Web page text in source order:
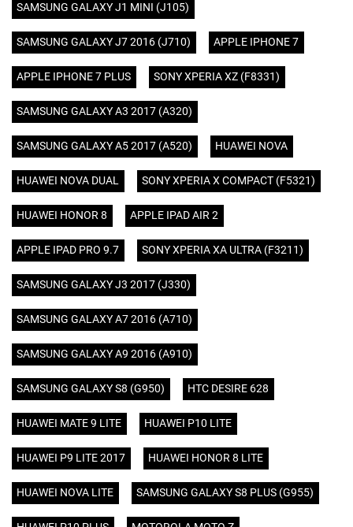
SAMSUNG GALAXY J1 MINI (J105)
SAMSUNG GALAXY J7 2016 (J710) APPLE IPHONE 7
APPLE IPHONE 7 PLUS SONY XPERIA XZ (F8331)
SAMSUNG GALAXY A3 2017 (A320)
SAMSUNG GALAXY A5 2017 (A520) HUAWEI NOVA
HUAWEI NOVA DUAL SONY XPERIA X COMPACT (F5321)
HUAWEI HONOR 8 APPLE IPAD AIR 2
APPLE IPAD PRO 9.7 SONY XPERIA XA ULTRA (F3211)
SAMSUNG GALAXY J3 2017 (J330)
SAMSUNG GALAXY A7 2016 (A710)
SAMSUNG GALAXY A9 2016 (A910)
SAMSUNG GALAXY S8 (G950) HTC DESIRE 628
HUAWEI MATE 9 LITE HUAWEI P10 LITE
HUAWEI P9 LITE 2017 HUAWEI HONOR 8 LITE
HUAWEI NOVA LITE SAMSUNG GALAXY S8 PLUS (G955)